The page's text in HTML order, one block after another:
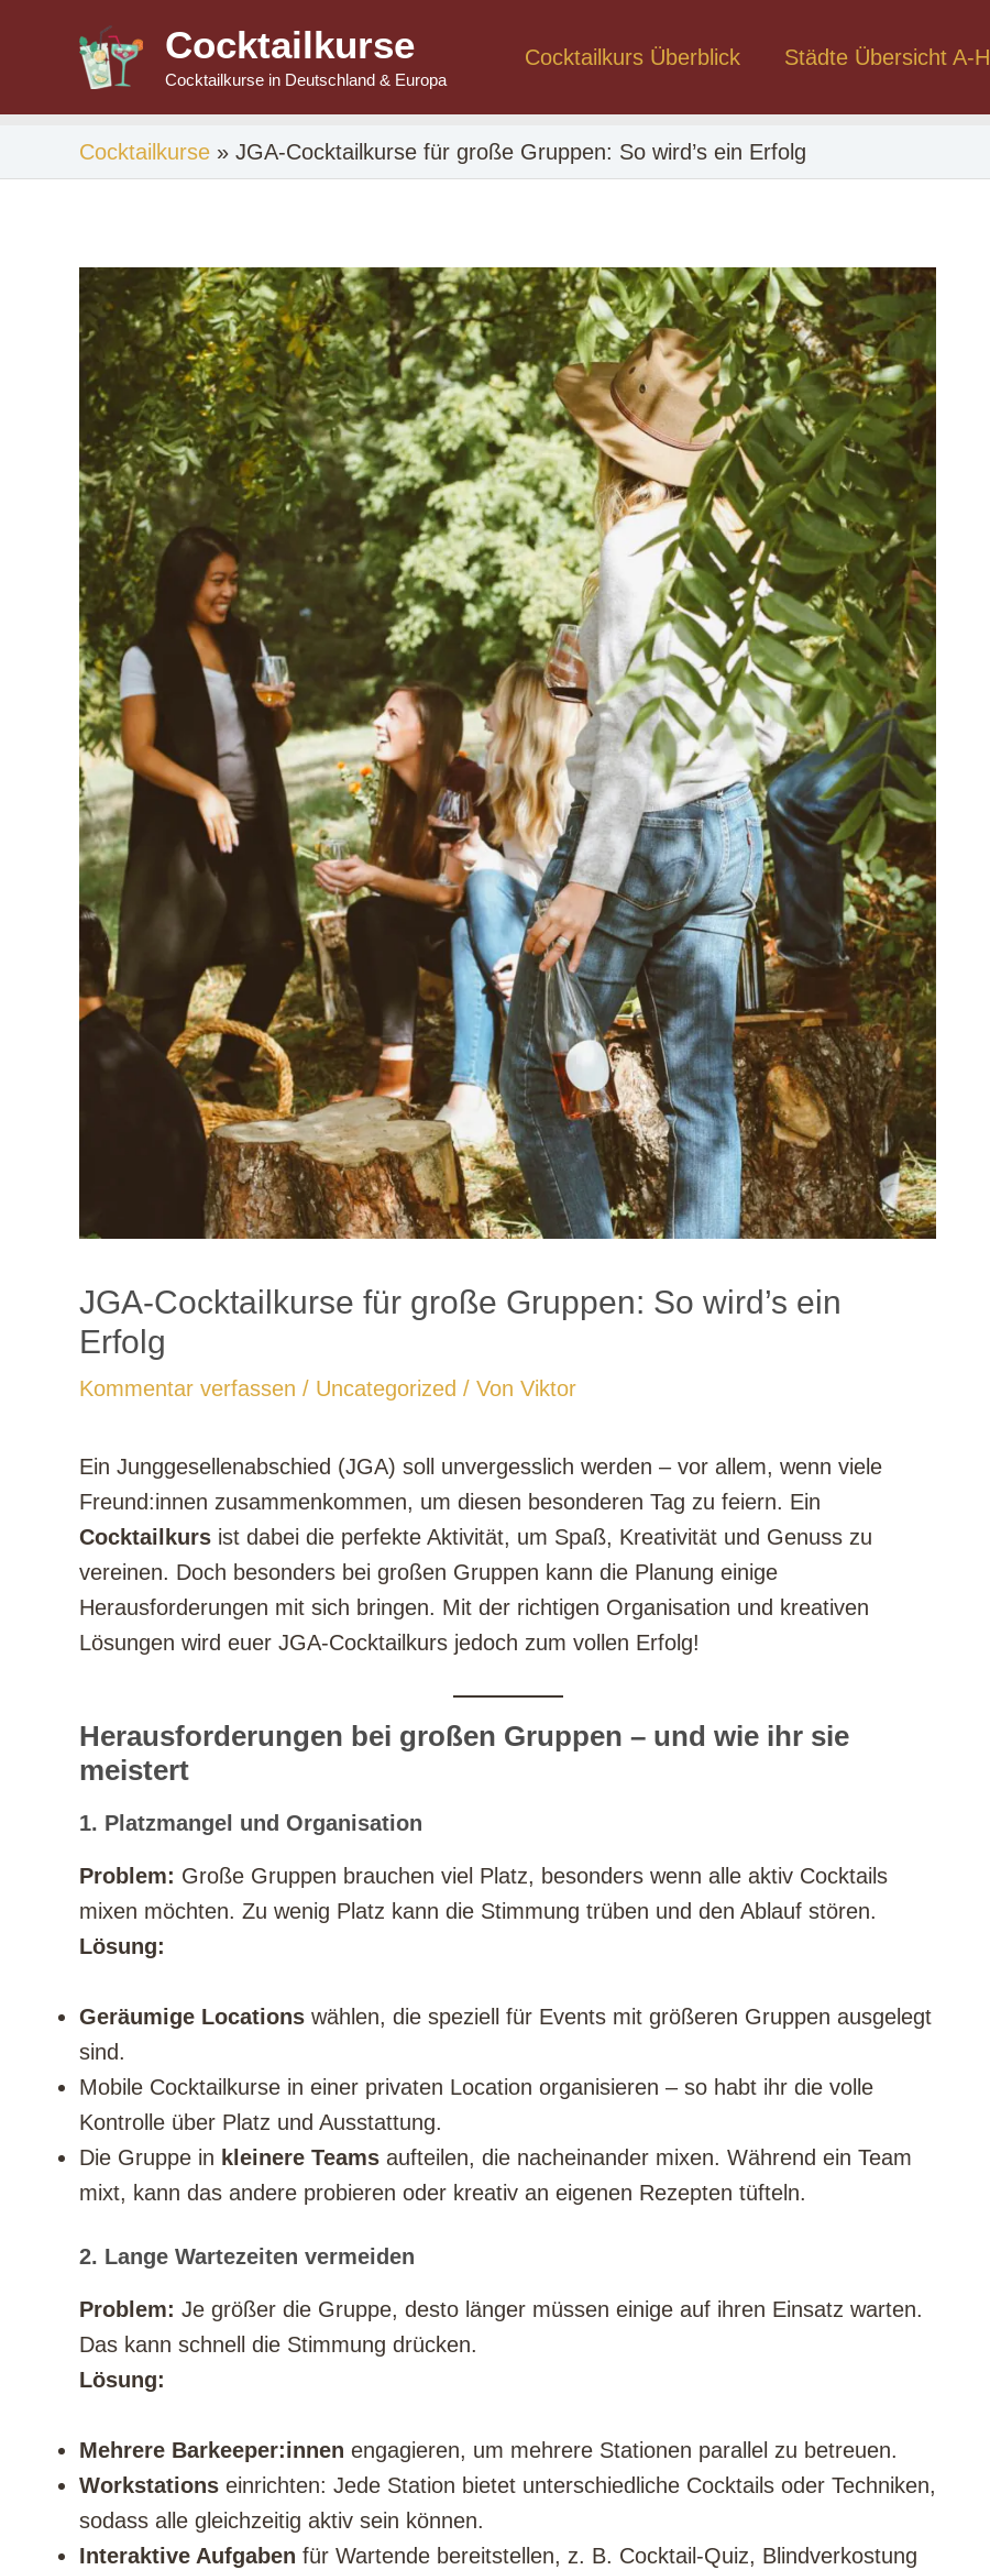
Cocktailkurse
Cocktailkurse in Deutschland & Europa
Cocktailkurs Überblick Städte Übersicht A-H
Cocktailkurse » JGA-Cocktailkurse für große Gruppen: So wird’s ein Erfolg
JGA-Cocktailkurse für große Gruppen: So wird’s ein
Erfolg
Kommentar verfassen / Uncategorized / Von Viktor
Ein Junggesellenabschied (JGA) soll unvergesslich werden – vor allem, wenn viele
Freund:innen zusammenkommen, um diesen besonderen Tag zu feiern. Ein
Cocktailkurs ist dabei die perfekte Aktivität, um Spaß, Kreativität und Genuss zu
vereinen. Doch besonders bei großen Gruppen kann die Planung einige
Herausforderungen mit sich bringen. Mit der richtigen Organisation und kreativen
Lösungen wird euer JGA-Cocktailkurs jedoch zum vollen Erfolg!
Herausforderungen bei großen Gruppen – und wie ihr sie
meistert
1. Platzmangel und Organisation
Problem: Große Gruppen brauchen viel Platz, besonders wenn alle aktiv Cocktails
mixen möchten. Zu wenig Platz kann die Stimmung trüben und den Ablauf stören.
Lösung:
Geräumige Locations wählen, die speziell für Events mit größeren Gruppen ausgelegt
sind.
Mobile Cocktailkurse in einer privaten Location organisieren – so habt ihr die volle
Kontrolle über Platz und Ausstattung.
Die Gruppe in kleinere Teams aufteilen, die nacheinander mixen. Während ein Team
mixt, kann das andere probieren oder kreativ an eigenen Rezepten tüfteln.
2. Lange Wartezeiten vermeiden
Problem: Je größer die Gruppe, desto länger müssen einige auf ihren Einsatz warten.
Das kann schnell die Stimmung drücken.
Lösung:
Mehrere Barkeeper:innen engagieren, um mehrere Stationen parallel zu betreuen.
Workstations einrichten: Jede Station bietet unterschiedliche Cocktails oder Techniken,
sodass alle gleichzeitig aktiv sein können.
Interaktive Aufgaben für Wartende bereitstellen, z. B. Cocktail-Quiz, Blindverkostung